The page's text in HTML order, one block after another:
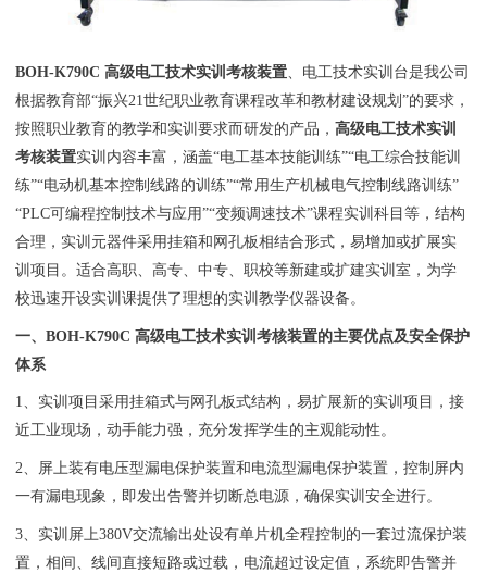
BOH-K790C 高级电工技术实训考核装置 电工技术实训台是我公司
根据教育部“振兴21世纪职业教育课程改革和教材建设规划”的要求，
按照职业教育的教学和实训要求而研发的产品，高级电工技术实训
考核装置实训内容丰富，涵盖“电工基本技能训练”“电工综合技能训
练”“电动机基本控制线路的训练”“常用生产机械电气控制线路训练”
“PLC可编程控制技术与应用”“变频调速技术”课程实训科目等，结构
合理，实训元器件采用挂箱和网孔板相结合形式，易增加或扩展实
训项目。适合高职、高专、中专、职校等新建或扩建实训室，为学
校迅速开设实训课提供了理想的实训教学仪器设备。
一、BOH-K790C 高级电工技术实训考核装置的主要优点及安全保护
体系
1、实训项目采用挂箱式与网孔板式结构，易扩展新的实训项目，接
近工业现场，动手能力强，充分发挥学生的主观能动性。
2、屏上装有电压型漏电保护装置和电流型漏电保护装置，控制屏内
一有漏电现象，即发出告警并切断总电源，确保实训安全进行。
3、实训屏上380V交流输出处设有单片机全程控制的一套过流保护装
置，相间、线间直接短路或过载，电流超过设定值，系统即告警并